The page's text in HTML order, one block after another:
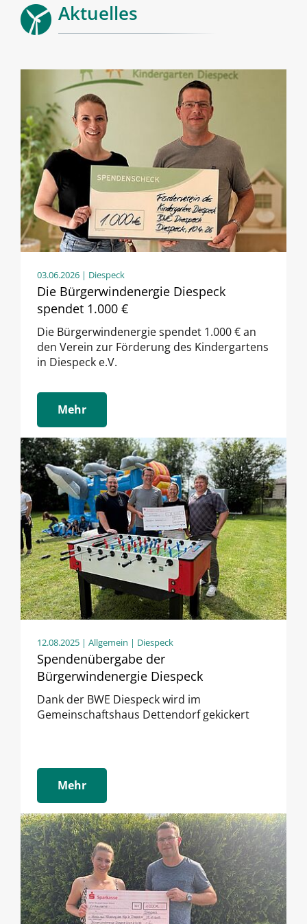
Aktuelles
03.06.2026 | Diespeck
Die Bürgerwindenergie Diespeck
spendet 1.000 €
Die Bürgerwindenergie spendet 1.000 € an
den Verein zur Förderung des Kindergartens
in Diespeck e.V.
Mehr
12.08.2025 | Allgemein | Diespeck
Spendenübergabe der
Bürgerwindenergie Diespeck
Dank der BWE Diespeck wird im
Gemeinschaftshaus Dettendorf gekickert
Mehr